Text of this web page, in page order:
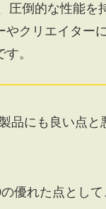
圧倒的な性能を
やクリエイター
。
品にも良い点と
優れた点とし